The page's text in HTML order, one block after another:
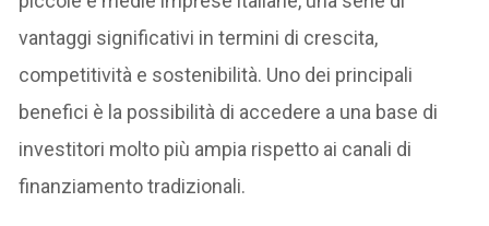
vantaggi significativi in termini di crescita,
competitività e sostenibilità. Uno dei principali
benefici è la possibilità di accedere a una base di
investitori molto più ampia rispetto ai canali di
finanziamento tradizionali.